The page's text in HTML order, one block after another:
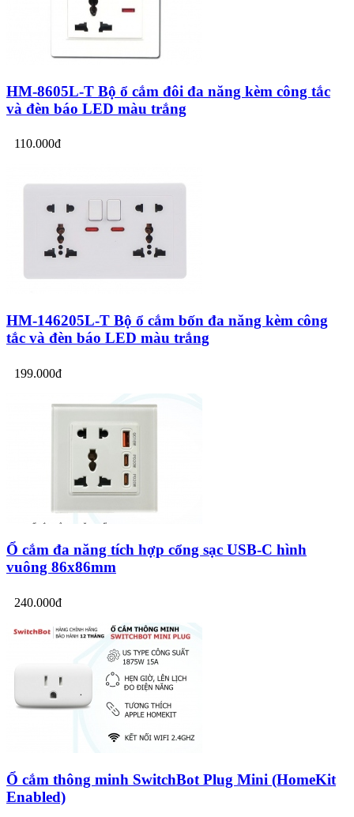
HM-8605L-T Bộ ổ cắm đôi đa năng kèm công tắc
và đèn báo LED màu trắng
110.000đ
HM-146205L-T Bộ ổ cắm bốn đa năng kèm công
tắc và đèn báo LED màu trắng
199.000đ
Ổ cắm đa năng tích hợp cổng sạc USB-C hình
vuông 86x86mm
240.000đ
Ổ cắm thông minh SwitchBot Plug Mini (HomeKit
Enabled)